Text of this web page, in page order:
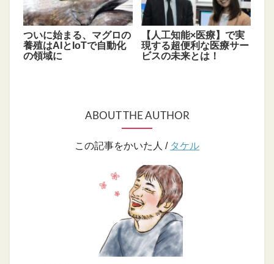
ついに始まる、マグロの
養殖はAIとIoTで自動化
の領域に
【人工知能×医療】で実
現する超便利な医療サー
ビスの未来とは！
ABOUT THE AUTHOR
この記事をかいた人 / タケル